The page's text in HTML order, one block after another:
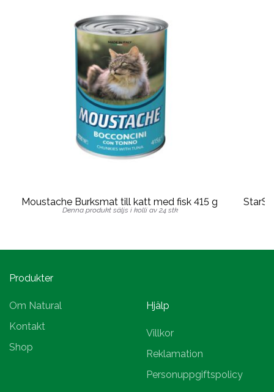
Moustache Burksmat till katt med fisk 415 g
Denna produkt säljs i kolli av 24 stk
Produkter
Om Natural
Kontakt
Shop
Hjälp
Villkor
Reklamation
Personuppgiftspolicy